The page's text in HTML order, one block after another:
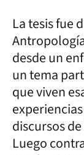
La tesis fue
desde un
un tema
que viven
discursos
Luego